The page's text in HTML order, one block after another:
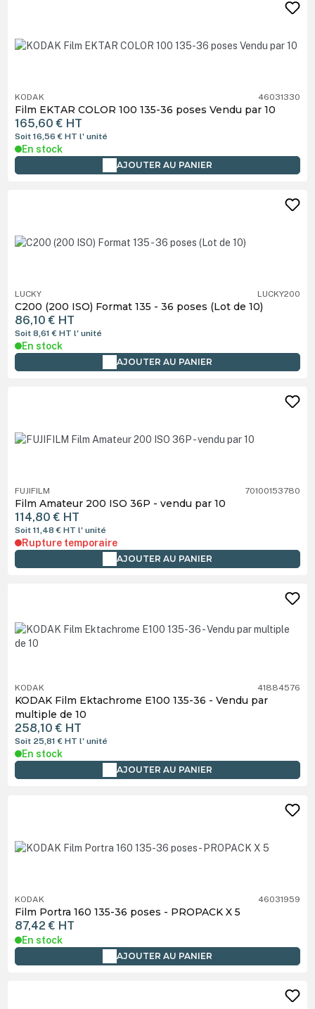
KODAK 46031330
Film EKTAR COLOR 100 135-36 poses Vendu par 10
165,60 € HT
Soit 16,56 €HTl' unité
En stock
AJOUTER AU PANIER
LUCKY LUCKY200
C200 (200 ISO) Format 135 - 36 poses (Lot de 10)
86,10 € HT
Soit 8,61 €HTl' unité
En stock
AJOUTER AU PANIER
FUJIFILM 70100153780
Film Amateur 200 ISO 36P - vendu par 10
114,80 € HT
Soit 11,48 €HTl' unité
Rupture temporaire
AJOUTER AU PANIER
KODAK 41884576
KODAK Film Ektachrome E100 135-36 - Vendu par
multiple de 10
258,10 € HT
Soit 25,81 €HTl' unité
En stock
AJOUTER AU PANIER
KODAK 46031959
Film Portra 160 135-36 poses - PROPACK X 5
87,42 € HT
En stock
AJOUTER AU PANIER